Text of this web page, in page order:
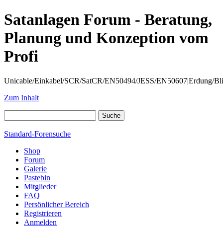
Satanlagen Forum - Beratung,
Planung und Konzeption vom
Profi
Unicable/Einkabel/SCR/SatCR/EN50494/JESS/EN50607|Erdung/
Zum Inhalt
Standard-Forensuche
Shop
Forum
Galerie
Pastebin
Mitglieder
FAQ
Persönlicher Bereich
Registrieren
Anmelden